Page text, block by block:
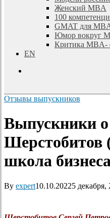
Женский MBA
100
GMAT для
Юмор вокруг
Критика MBA-
EN
Отзывы выпускников
Выпускники
школа
By expert10.10.20225 декабря,